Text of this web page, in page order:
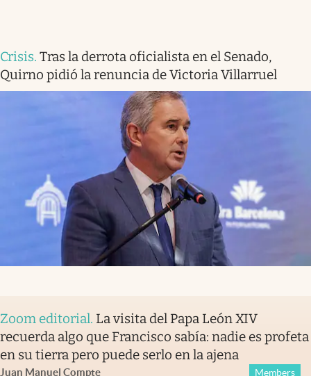
Crisis. Tras la derrota oficialista en el Senado,
Quirno pidió la renuncia de Victoria Villarruel
Zoom editorial. La visita del Papa León XIV
recuerda algo que Francisco sabía: nadie es profeta
en su tierra pero puede serlo en la ajena
Juan Manuel Compte Members